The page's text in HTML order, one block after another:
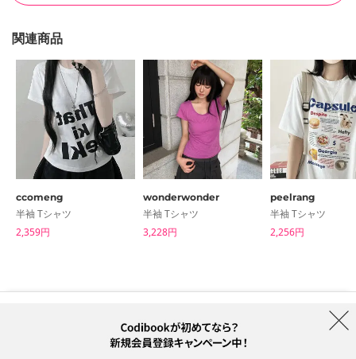
関連商品
ccomeng
半袖 Tシャツ
2,359円
wonderwonder
半袖 Tシャツ
3,228円
peelrang
半袖 Tシャツ
2,256円
配送について